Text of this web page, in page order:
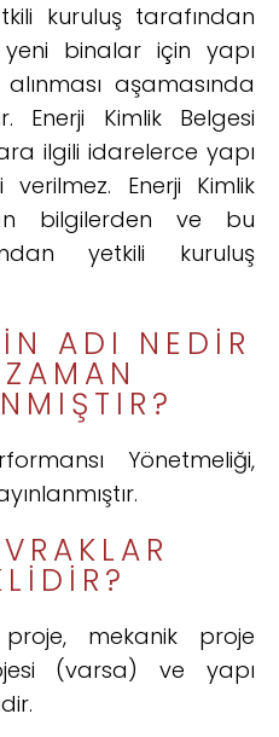
kuruluş tarafından
yeni binalar için yapı
aşamasında
Enerji Kimlik Belgesi
ilgili idarelerce yapı
Enerji Kimlik
bilgilerden ve bu
yetkili kuruluş
ADI NEDIR
Yönetmeliği,
mekanik proje
(varsa) ve yapı